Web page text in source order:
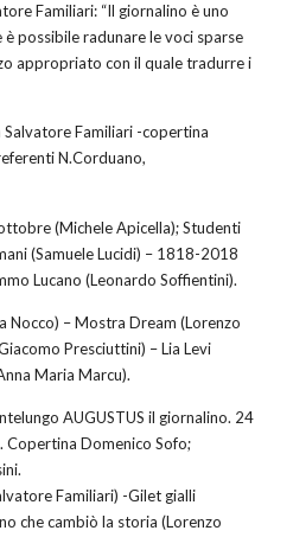
Familiari: “Il giornalino è uno
possibile radunare le voci sparse
appropriato con il quale tradurre i
Familiari -copertina
N.Corduano,
(Michele Apicella); Studenti
(Samuele Lucidi) – 1818-2018
Lucano (Leonardo Soffientini).
Nocco) – Mostra Dream (Lorenzo
Presciuttini) – Lia Levi
Maria Marcu).
AUGUSTUS il giornalino. 24
Copertina Domenico Sofo;
Familiari) -Gilet gialli
che cambiò la storia (Lorenzo